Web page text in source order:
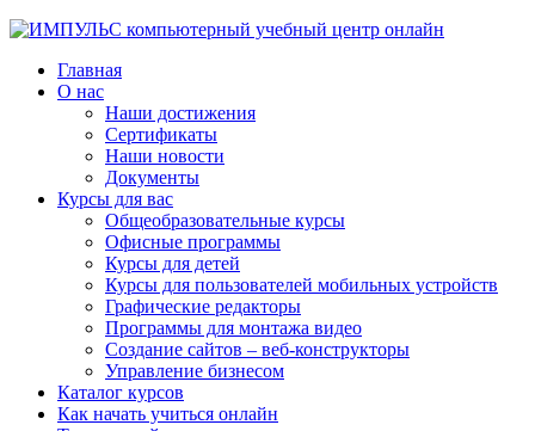
Главная
О нас
Наши достижения
Сертификаты
Наши новости
Документы
Курсы для вас
Общеобразовательные курсы
Офисные программы
Курсы для детей
Курсы для пользователей мобильных устройств
Графические редакторы
Программы для монтажа видео
Создание сайтов – веб-конструкторы
Управление бизнесом
Каталог курсов
Как начать учиться онлайн